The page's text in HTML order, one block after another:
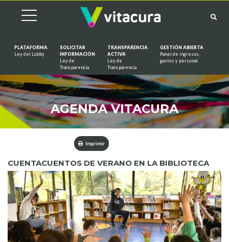
PLATAFORMA
Ley del Lobby
SOLICITAR
INFORMACIÓN
Ley de
Transparencia
TRANSPARENCIA
ACTIVA
Ley de
Transparencia
GESTIÓN ABIERTA
Panel de ingresos,
gastos y personal
AGENDA VITACURA
Imprimir
CUENTACUENTOS DE VERANO EN LA BIBLIOTECA